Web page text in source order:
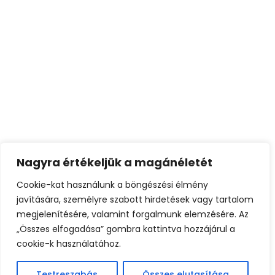
Nagyra értékeljük a magánéletét
Cookie-kat használunk a böngészési élmény
javítására, személyre szabott hirdetések vagy tartalom
megjelenítésére, valamint forgalmunk elemzésére. Az
„Összes elfogadása” gombra kattintva hozzájárul a
cookie-k használatához.